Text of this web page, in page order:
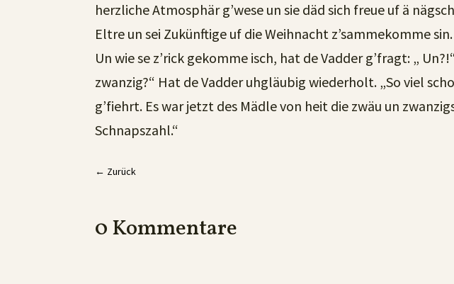
herzliche Atmosphär g’wese un sie däd sich freue uf ä
Eltre un sei Zukünftige uf die Weihnacht z’sammekomme
Un wie se z’rick gekomme isch, hat de Vadder g’fragt: „
zwanzig?“ Hat de Vadder uhgläubig wiederholt. „So viel
g’fiehrt. Es war jetzt des Mädle von heit die zwäu un
Schnapszahl.“
← Zurück
0 Kommentare